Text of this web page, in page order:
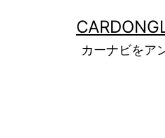
カーナビをア